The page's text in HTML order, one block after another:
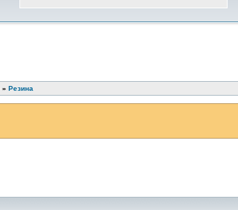
» Резина